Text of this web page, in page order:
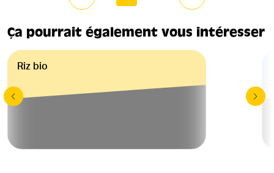
Ça pourrait également vous intéresser
Riz bio